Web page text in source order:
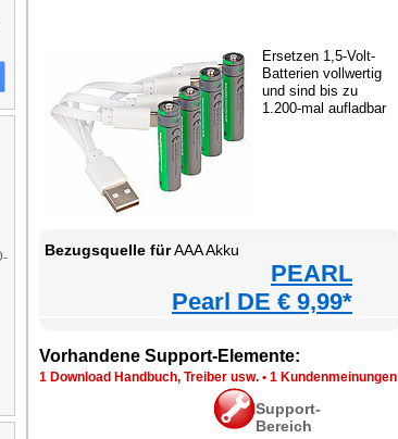
Ersetzen 1,5-Volt-
Batterien vollwertig
und sind bis zu
1.200-mal aufladbar
Bezugsquelle fürAAA Akku
PEARL
Pearl DE € 9,99*
Vorhandene Support-Elemente:
1 Download Handbuch, Treiber usw. • 1 Kundenmeinungen
Support-
Bereich